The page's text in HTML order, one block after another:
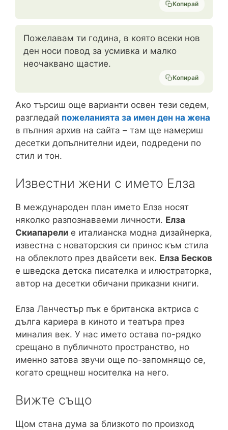
Копирай
Пожелавам ти година, в която всеки нов
ден носи повод за усмивка и малко
неочаквано щастие.
Копирай
Ако търсиш още варианти освен тези седем,
разгледай пожеланията за имен ден на жена
в пълния архив на сайта – там ще намериш
десетки допълнителни идеи, подредени по
стил и тон.
Известни жени с името Елза
В международен план името Елза носят
няколко разпознаваеми личности. Елза
Скиапарели е италианска модна дизайнерка,
известна с новаторския си принос към стила
на облеклото през двайсети век. Елза Бесков
е шведска детска писателка и илюстраторка,
автор на десетки обичани приказни книги.
Елза Ланчестър пък е британска актриса с
дълга кариера в киното и театъра през
миналия век. У нас името остава по-рядко
срещано в публичното пространство, но
именно затова звучи още по-запомнящо се,
когато срещнеш носителка на него.
Вижте също
Щом стана дума за близкото по произход